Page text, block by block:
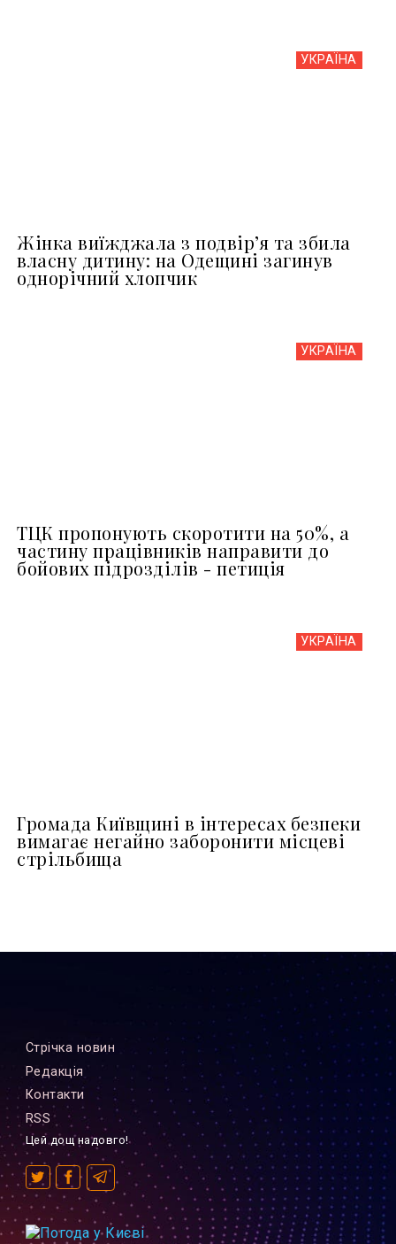
УКРАЇНА
Жінка виїжджала з подвір’я та збила
власну дитину: на Одещині загинув
однорічний хлопчик
УКРАЇНА
ТЦК пропонують скоротити на 50%, а
частину працівників направити до
бойових підрозділів - петиція
УКРАЇНА
Громада Київщині в інтересах безпеки
вимагає негайно заборонити місцеві
стрільбища
Стрiчка новин
Редакцiя
Контакти
RSS
Цей дощ надовго!